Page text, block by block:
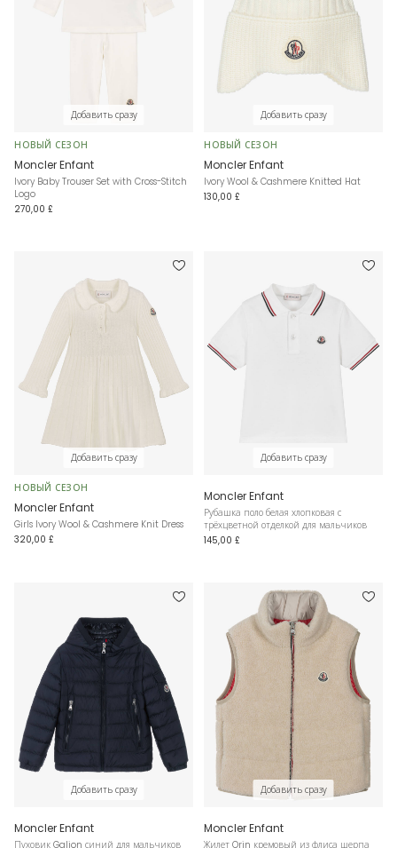
Добавить сразу
НОВЫЙ СЕЗОН
Moncler Enfant
Ivory Baby Trouser Set with Cross-Stitch
Logo
270,00 £
Добавить сразу
НОВЫЙ СЕЗОН
Moncler Enfant
Ivory Wool & Cashmere Knitted Hat
130,00 £
Добавить сразу
НОВЫЙ СЕЗОН
Moncler Enfant
Girls Ivory Wool & Cashmere Knit Dress
320,00 £
Добавить сразу
Moncler Enfant
Рубашка поло белая хлопковая с
трёхцветной отделкой для мальчиков
145,00 £
Добавить сразу
Moncler Enfant
Пуховик Galion синий для мальчиков
Добавить сразу
Moncler Enfant
Жилет Orin кремовый из флиса шерпа